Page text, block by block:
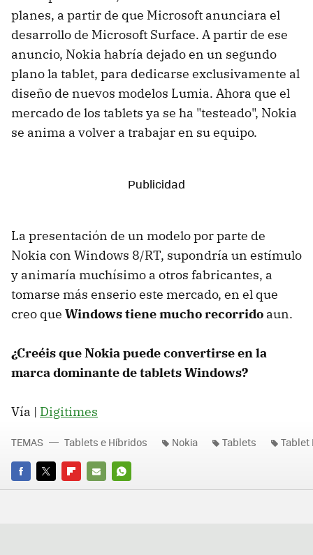
planes, a partir de que Microsoft anunciara el
desarrollo de Microsoft Surface. A partir de ese
anuncio, Nokia habría dejado en un segundo
plano la tablet, para dedicarse exclusivamente al
diseño de nuevos modelos Lumia. Ahora que el
mercado de los tablets ya se ha "testeado", Nokia
se anima a volver a trabajar en su equipo.
La presentación de un modelo por parte de
Nokia con Windows 8/RT, supondría un estímulo
y animaría muchísimo a otros fabricantes, a
tomarse más enserio este mercado, en el que
creo que Windows tiene mucho recorrido aun.
¿Creéis que Nokia puede convertirse en la
marca dominante de tablets Windows?
Vía | Digitimes
FACEBOOK
TWITTERFLIPBOARD
E-
WHATSAPP
TEMAS Tablets e Híbridos Nokia Tablets Tablet